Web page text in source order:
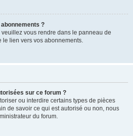
?
vous rendre dans le panneau de
le lien vers vos abonnements.
sur ce forum ?
ou interdire certains types de pièces
de savoir ce qui est autorisé ou non, nous
du forum.